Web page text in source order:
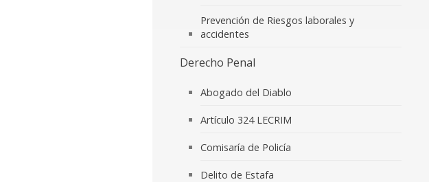
Prevención de Riesgos laborales y
accidentes
Derecho Penal
Abogado del Diablo
Artículo 324 LECRIM
Comisaría de Policía
Delito de Estafa